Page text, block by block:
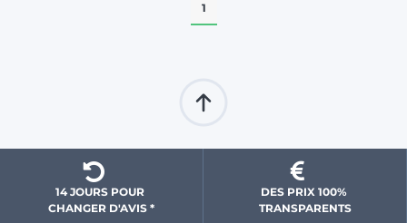
1
14 JOURS POUR
CHANGER D'AVIS *
DES PRIX 100%
TRANSPARENTS